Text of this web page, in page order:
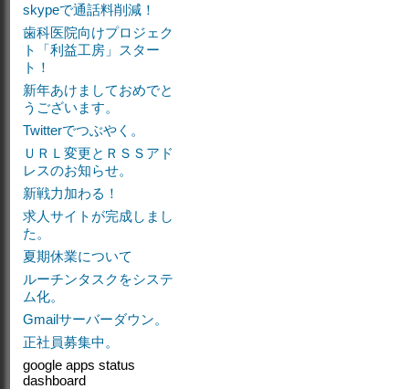
skypeで通話料削減！
歯科医院向けプロジェク
ト「利益工房」スター
ト！
新年あけましておめでと
うございます。
Twitterでつぶやく。
ＵＲＬ変更とＲＳＳアド
レスのお知らせ。
新戦力加わる！
求人サイトが完成しまし
た。
夏期休業について
ルーチンタスクをシステ
ム化。
Gmailサーバーダウン。
正社員募集中。
google apps status
dashboard